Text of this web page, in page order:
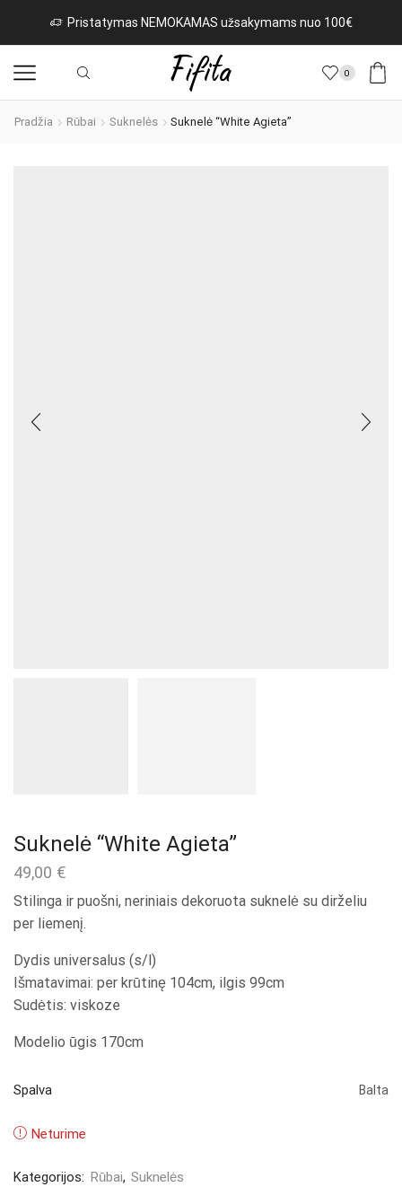
Pristatymas NEMOKAMAS užsakymams nuo 100€
0
Pradžia Rūbai Suknelės Suknelė “White Agieta”
Suknelė “White Agieta”
49,00 €
Stilinga ir puošni, neriniais dekoruota suknelė su dirželiu
per liemenį.
Dydis universalus (s/l)
Išmatavimai: per krūtinę 104cm, ilgis 99cm
Sudėtis: viskoze
Modelio ūgis 170cm
Spalva Balta
Neturime
Kategorijos: Rūbai, Suknelės